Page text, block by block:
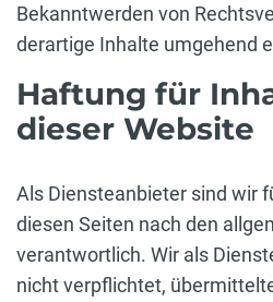
Bekanntwerden von
derartige Inhalte umgehend
Haftung für
dieser Website
Als Diensteanbieter sind wir
diesen Seiten nach den
verantwortlich. Wir als
nicht verpflichtet,